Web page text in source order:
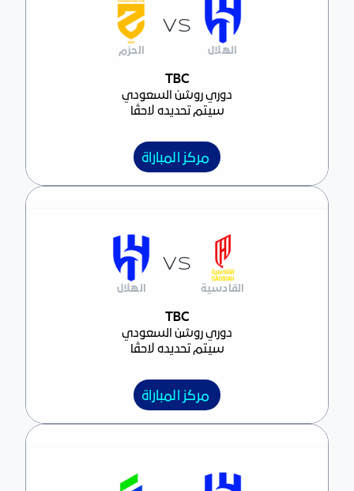
مركز المباراةTBC
دوري روشن السعودي
سيتم تحديده لاحقًا
الهلال
VS
الحزم
مركز المباراة
مركز المباراةTBC
دوري روشن السعودي
سيتم تحديده لاحقًا
القادسية
VS
الهلال
مركز المباراة